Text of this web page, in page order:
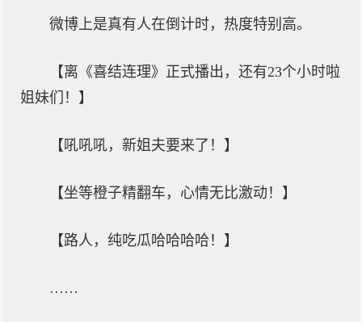
微博上是真有人在倒计时，热度特别高。
【离《喜结连理》正式播出，还有23个小时啦
姐妹们！】
【吼吼吼，新姐夫要来了！】
【坐等橙子精翻车，心情无比激动！】
【路人，纯吃瓜哈哈哈哈！】
……